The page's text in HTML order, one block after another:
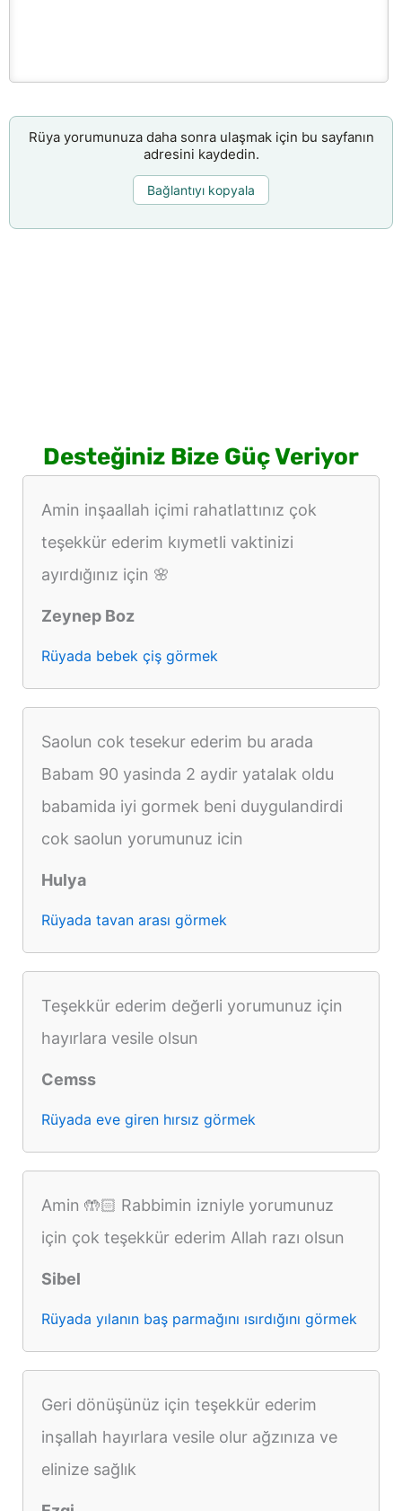
Rüya yorumunuza daha sonra ulaşmak için bu sayfanın
adresini kaydedin.
Bağlantıyı kopyala
Desteğiniz Bize Güç Veriyor
Amin inşaallah içimi rahatlattınız çok
teşekkür ederim kıymetli vaktinizi
ayırdığınız için 🌸
Zeynep Boz
Rüyada bebek çiş görmek
Saolun cok tesekur ederim bu arada
Babam 90 yasinda 2 aydir yatalak oldu
babamida iyi gormek beni duygulandirdi
cok saolun yorumunuz icin
Hulya
Rüyada tavan arası görmek
Teşekkür ederim değerli yorumunuz için
hayırlara vesile olsun
Cemss
Rüyada eve giren hırsız görmek
Amin 🤲🏻 Rabbimin izniyle yorumunuz
için çok teşekkür ederim Allah razı olsun
Sibel
Rüyada yılanın baş parmağını ısırdığını görmek
Geri dönüşünüz için teşekkür ederim
inşallah hayırlara vesile olur ağzınıza ve
elinize sağlık